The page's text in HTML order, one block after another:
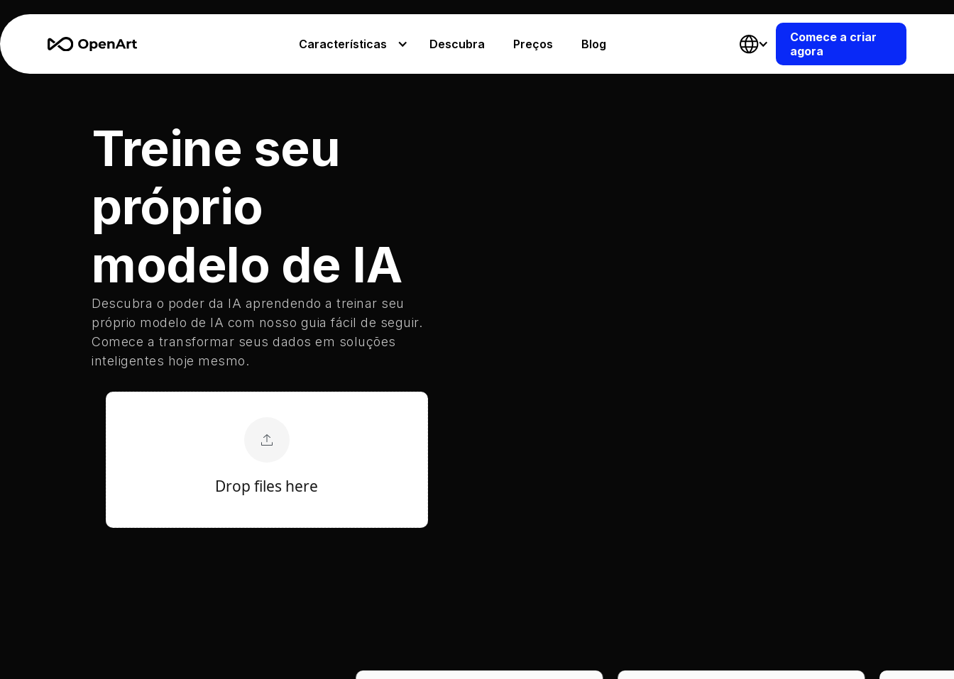
Treine seu
próprio
modelo de IA
Descubra o poder da IA aprendendo a treinar seu
próprio modelo de IA com nosso guia fácil de seguir.
Comece a transformar seus dados em soluções
inteligentes hoje mesmo.
Drop files here
Características Descubra Preços Blog
Comece a criar
agora